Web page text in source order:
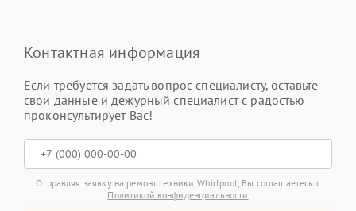
Контактная информация
Если требуется задать вопрос специалисту, оставьте
свои данные и дежурный специалист с радостью
проконсультирует Вас!
Отправляя заявку на ремонт техники Whirlpool, Вы соглашаетесь с
Политикой конфиденциальности